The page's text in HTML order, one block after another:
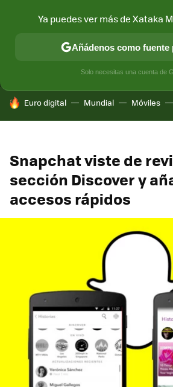
MÓVIL Y SOCIEDAD
HOY SE HABLA DE
Euro digital Mundial Móviles
Snapchat viste de
sección Discover y
accesos rápidos
Ya puedes ver más de Xataka
Añádenos como fuente
Solo necesitas una cuenta de